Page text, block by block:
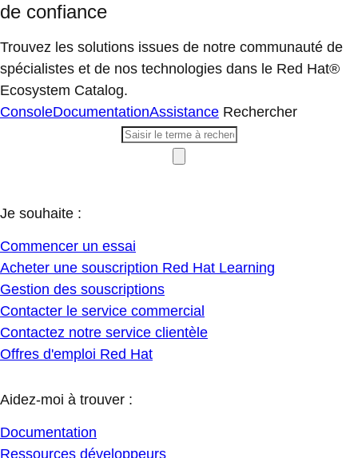
de confiance
Trouvez les solutions issues de notre communauté de
spécialistes et de nos technologies dans le Red Hat®
Ecosystem Catalog.
ConsoleDocumentationAssistance Rechercher
Je souhaite :
Commencer un essai
Acheter une souscription Red Hat Learning
Gestion des souscriptions
Contacter le service commercial
Contactez notre service clientèle
Offres d'emploi Red Hat
Aidez-moi à trouver :
Documentation
Ressources développeurs